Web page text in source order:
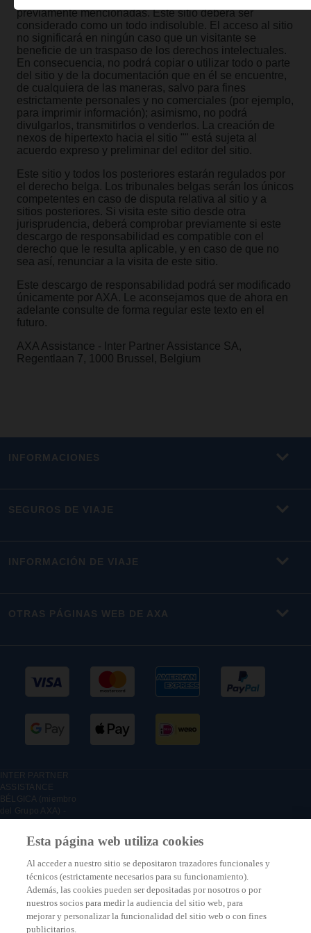
previamente mencionadas. Este sitio deberá ser
considerado como un todo indisoluble. El acceso al sitio
no significará en ningún caso que un visitante se
beneficie de un traspaso de los derechos intelectuales.
En consecuencia, no podrá copiar o utilizar todo o parte
del sitio y de la documentación que en él se encuentre,
de cualquiera de las maneras, salvo para fines
estrictamente personales y no comerciales (por ejemplo,
para imprimir información); asimismo, no podrá
divulgarlos, transmitirlos o venderlos. La creación de
nexos de hipertexto hacia el sitio "" está sujeta al
acuerdo expreso y preliminar del editor del sitio.
Este sitio y todos los posteriores estarán regulados por
el derecho belga. Los tribunales belgas serán los únicos
competentes en caso de disputa relativa al sitio y a
sitios posteriores. Si visita este sitio desde otra
jurisprudencia, deberá comprobar previamente si este
descargo de responsabilidad es compatible con el
derecho que le resulta aplicable, y en caso de que no
sea así, renunciar a la visita de este sitio.
Este descargo de responsabilidad podrá ser modificado
únicamente por AXA. Le aconsejamos que de ahora en
adelante consulte de forma regular este texto en el
futuro.
AXA Assistance - Inter Partner Assistance SA,
Regentlaan 7, 1000 Brussel, Belgium
INFORMACIONES
SEGUROS DE VIAJE
INFORMACIÓN DE VIAJE
OTRAS PÁGINAS WEB DE AXA
INTER PARTNER
ASSISTANCE
BÉLGICA (miembro
del Grupo AXA) -
Régent 7, 1000
Bruselas, Bélgica –
Sucursal belga de
ASSISTANCE SA,
empresa de
seguros registrada
en Francia bajo el
número: 316 139
Esta página web utiliza cookies
Al acceder a nuestro sitio se depositaron trazadores funcionales y
técnicos (estrictamente necesarios para su funcionamiento).
Además, las cookies pueden ser depositadas por nosotros o por
nuestros socios para medir la audiencia del sitio web, para
mejorar y personalizar la funcionalidad del sitio web o con fines
publicitarios.